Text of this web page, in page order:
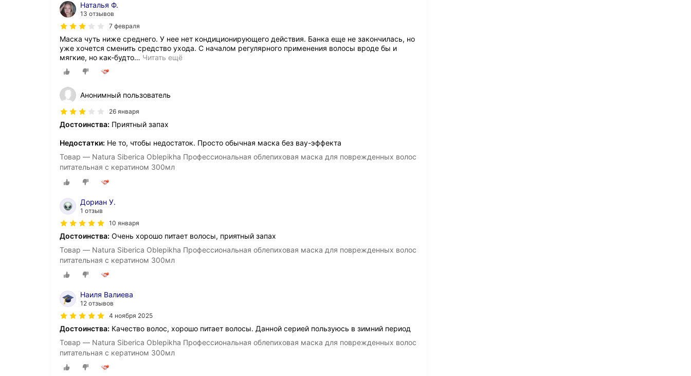
Наталья Ф.
13 отзывов
7 февраля
Маска чуть ниже среднего. У нее нет кондиционирующего действия. Банка еще не закончилась, но
уже хочется сменить средство ухода. С началом регулярного применения волосы вроде бы и
мягкие, но как-будто… Читать ещё
Анонимный пользователь
26 января
Достоинства: Приятный запах
Недостатки: Не то, чтобы недостаток. Просто обычная маска без вау-эффекта
Товар — Natura Siberica Oblepikha Профессиональная облепиховая маска для поврежденных волос
питательная с кератином 300мл
Дориан У.
1 отзыв
10 января
Достоинства: Очень хорошо питает волосы, приятный запах
Товар — Natura Siberica Oblepikha Профессиональная облепиховая маска для поврежденных волос
питательная с кератином 300мл
Наиля Валиева
12 отзывов
4 ноября 2025
Достоинства: Качество волос, хорошо питает волосы. Данной серией пользуюсь в зимний период
Товар — Natura Siberica Oblepikha Профессиональная облепиховая маска для поврежденных волос
питательная с кератином 300мл